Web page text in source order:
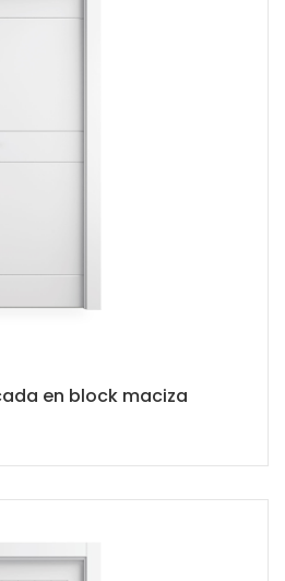
en block maciza